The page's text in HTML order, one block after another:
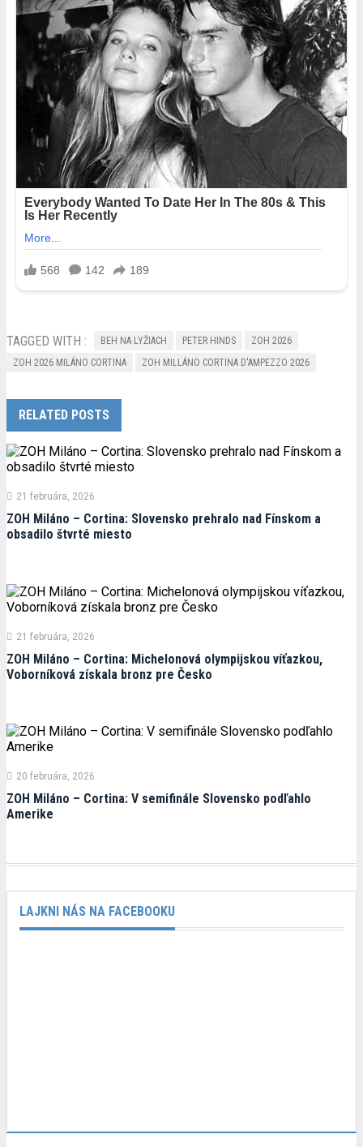
TAGGED WITH : BEH NA LYŽIACH PETER HINDS
ZOH 2026
ZOH 2026 MILÁNO CORTINA
ZOH MILLÁNO CORTINA D'AMPEZZO 2026
RELATED POSTS
21 februára, 2026
ZOH Miláno – Cortina: Slovensko prehralo nad Fínskom a
obsadilo štvrté miesto
21 februára, 2026
ZOH Miláno – Cortina: Michelonová olympijskou víťazkou,
Voborníková získala bronz pre Česko
20 februára, 2026
ZOH Miláno – Cortina: V semifinále Slovensko podľahlo
Amerike
LAJKNI NÁS NA FACEBOOKU